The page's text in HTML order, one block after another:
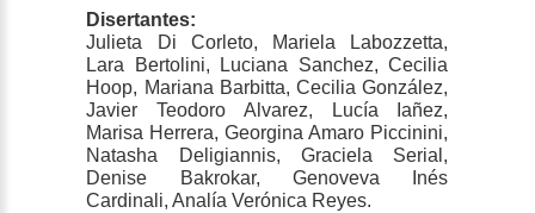
Disertantes:
Julieta Di Corleto, Mariela Labozzetta,
Lara Bertolini, Luciana Sanchez, Cecilia
Hoop, Mariana Barbitta, Cecilia González,
Javier Teodoro Alvarez, Lucía Iañez,
Marisa Herrera, Georgina Amaro Piccinini,
Natasha Deligiannis, Graciela Serial,
Denise Bakrokar, Genoveva Inés
Cardinali, Analía Verónica Reyes.